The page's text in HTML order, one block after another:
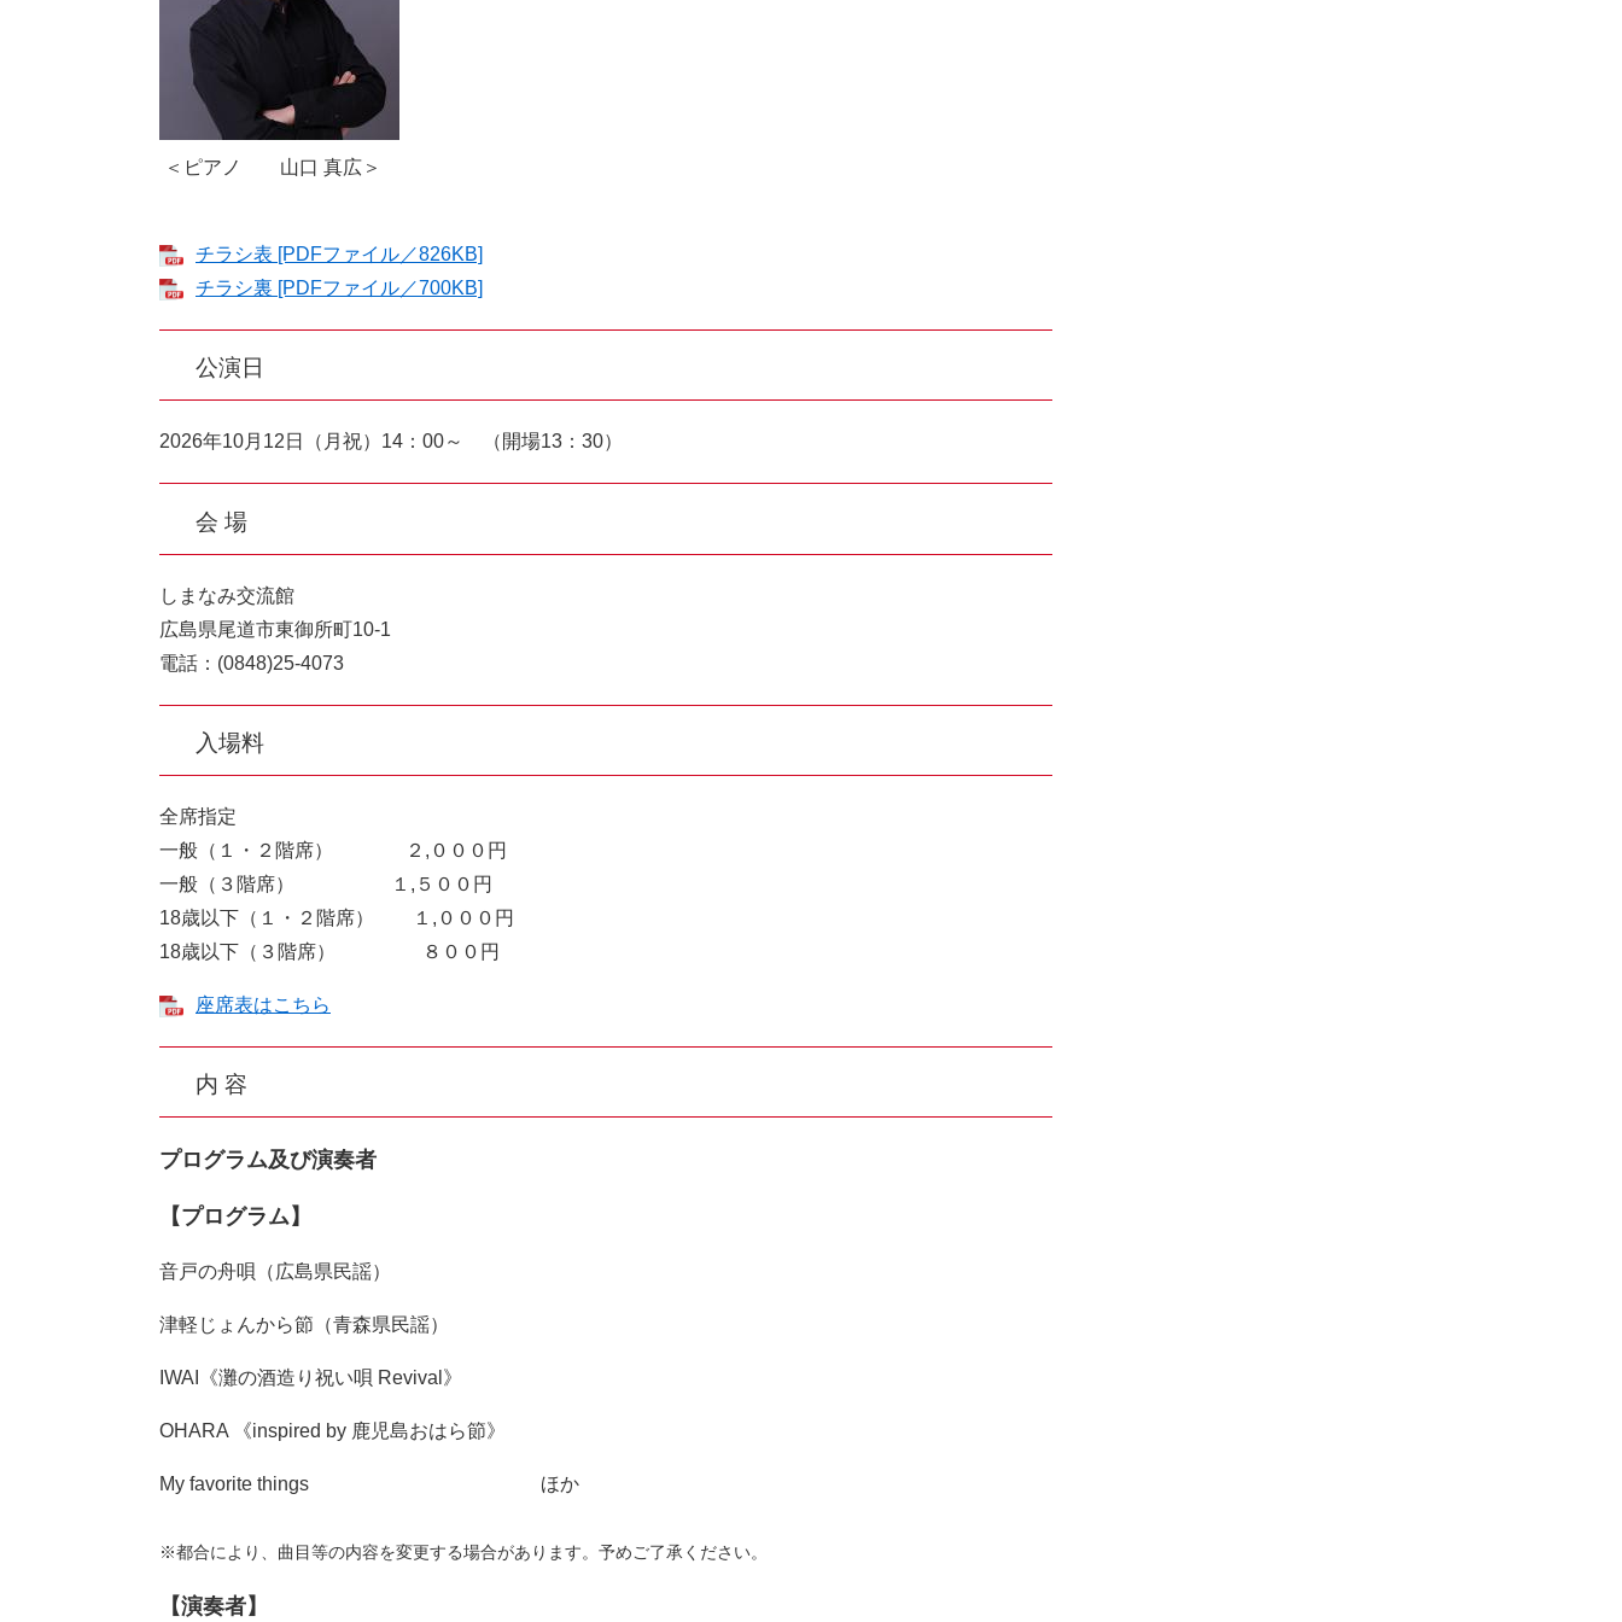
＜ピアノ 山口 真広＞
チラシ表 [PDFファイル／826KB]
チラシ裏 [PDFファイル／700KB]
公演日
2026年10月12日（月祝）14：00～ （開場13：30）
会 場
しまなみ交流館
広島県尾道市東御所町10-1
電話：(0848)25-4073
入場料
全席指定
一般（１・２階席） ２,０００円
一般（３階席） １,５００円
18歳以下（１・２階席） １,０００円
18歳以下（３階席） ８００円
座席表はこちら
内 容
プログラム及び演奏者
【プログラム】
音戸の舟唄（広島県民謡）
津軽じょんから節（青森県民謡）
IWAI《灘の酒造り祝い唄 Revival》
OHARA 《inspired by 鹿児島おはら節》
My favorite things​ ほか
※都合により、曲目等の内容を変更する場合があります。予めご了承ください。
【演奏者】